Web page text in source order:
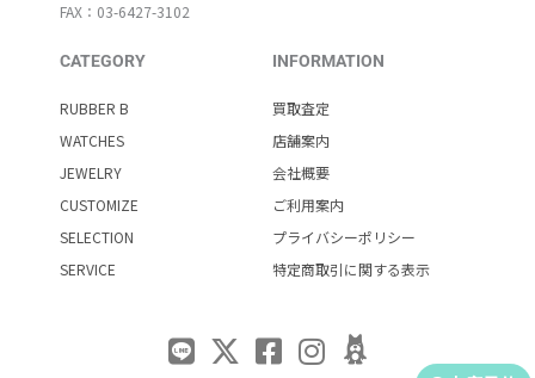
FAX：03-6427-3102
CATEGORY
RUBBER B
WATCHES
JEWELRY
CUSTOMIZE
SELECTION
SERVICE
INFORMATION
買取査定
店舗案内
会社概要
ご利用案内
プライバシーポリシー
特定商取引に関する表示